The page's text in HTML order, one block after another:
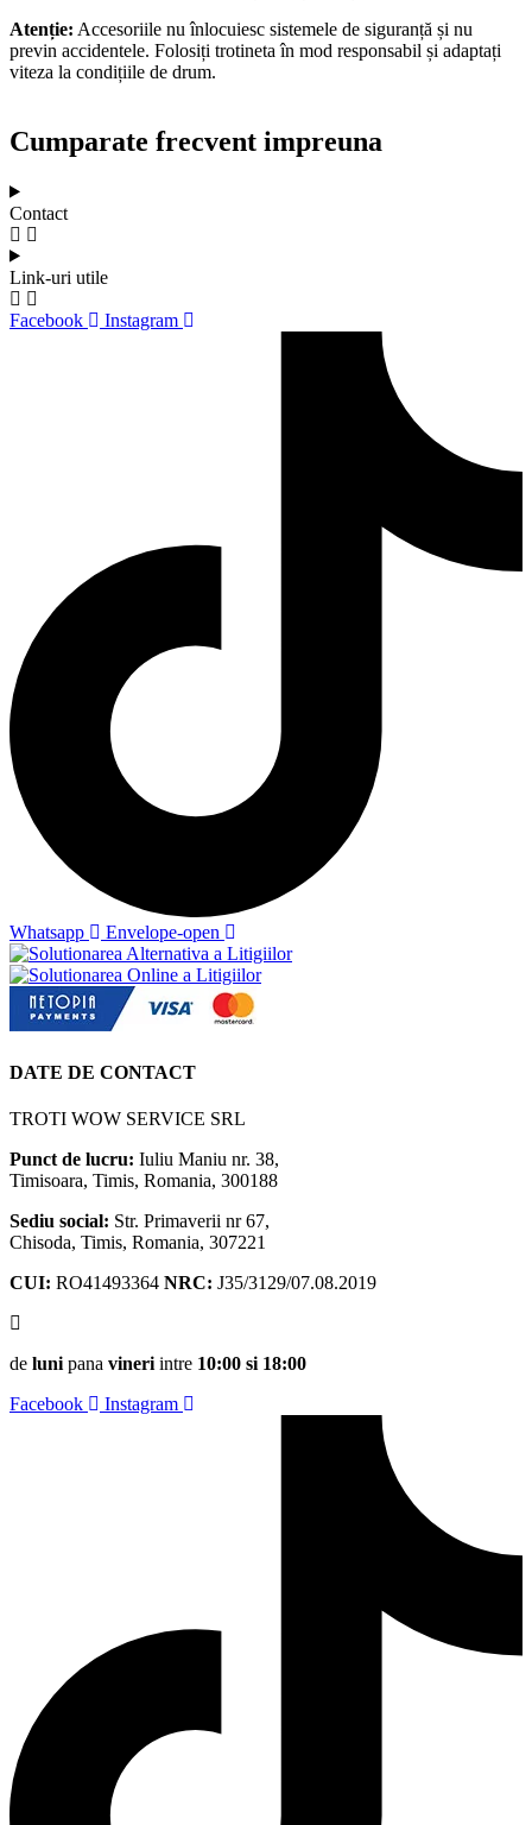
Atenție: Accesoriile nu înlocuiesc sistemele de siguranță și nu
previn accidentele. Folosiți trotineta în mod responsabil și adaptați
viteza la condițiile de drum.
Cumparate frecvent impreuna
Contact
Link-uri utile
Facebook Instagram
Whatsapp Envelope-open
DATE DE CONTACT
TROTI WOW SERVICE SRL
Punct de lucru: Iuliu Maniu nr. 38,
Timisoara, Timis, Romania, 300188
Sediu social: Str. Primaverii nr 67,
Chisoda, Timis, Romania, 307221
CUI: RO41493364 NRC: J35/3129/07.08.2019
de luni pana vineri intre 10:00 si 18:00
Facebook
Instagram